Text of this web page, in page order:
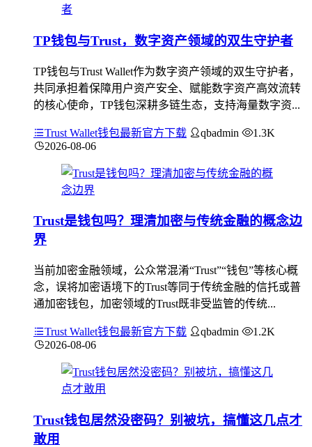
TP钱包与Trust，数字资产领域的双生守护者
TP钱包与Trust Wallet作为数字资产领域的双生守护者，
共同承担着保障用户资产安全、赋能数字资产高效流转
的核心使命，TP钱包深耕多链生态，支持海量数字资...
Trust Wallet钱包最新官方下载 qbadmin
1.3K
2026-08-06
Trust是钱包吗？理清加密与传统金融的概念边
界
当前加密金融领域，公众常混淆“Trust”“钱包”等核心概
念，误将加密语境下的Trust等同于传统金融的信托或普
通加密钱包，加密领域的Trust既非受监管的传统...
Trust Wallet钱包最新官方下载 qbadmin
1.2K
2026-08-06
Trust钱包居然没密码？别被坑，搞懂这几点才
敢用